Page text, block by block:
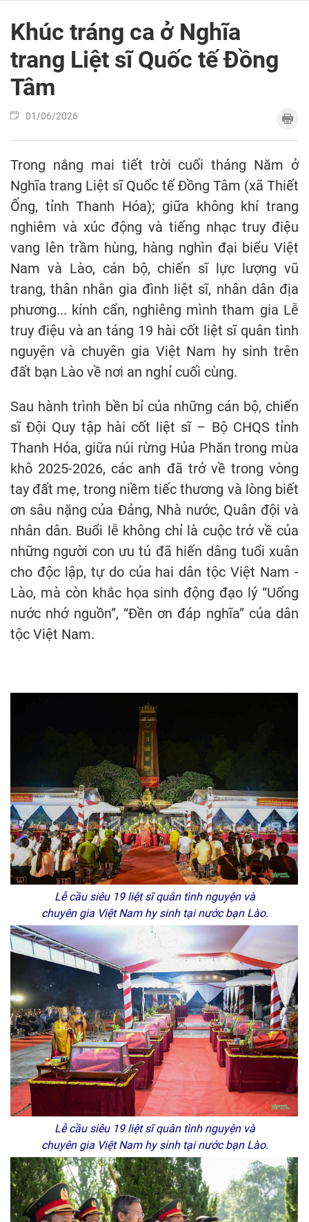
Khúc tráng ca ở Nghĩa
trang Liệt sĩ Quốc tế Đồng
Tâm
01/06/2026
Trong nắng mai tiết trời cuối tháng Năm ở
Nghĩa trang Liệt sĩ Quốc tế Đồng Tâm (xã Thiết
Ống, tỉnh Thanh Hóa); giữa không khí trang
nghiêm và xúc động và tiếng nhạc truy điệu
vang lên trầm hùng, hàng nghìn đại biểu Việt
Nam và Lào, cán bộ, chiến sĩ lực lượng vũ
trang, thân nhân gia đình liệt sĩ, nhân dân địa
phương... kính cẩn, nghiêng mình tham gia Lễ
truy điệu và an táng 19 hài cốt liệt sĩ quân tình
nguyện và chuyên gia Việt Nam hy sinh trên
đất bạn Lào về nơi an nghỉ cuối cùng.
Sau hành trình bền bỉ của những cán bộ, chiến
sĩ Đội Quy tập hài cốt liệt sĩ – Bộ CHQS tỉnh
Thanh Hóa, giữa núi rừng Hủa Phăn trong mùa
khô 2025-2026, các anh đã trở về trong vòng
tay đất mẹ, trong niềm tiếc thương và lòng biết
ơn sâu nặng của Đảng, Nhà nước, Quân đội và
nhân dân. Buổi lễ không chỉ là cuộc trở về của
những người con ưu tú đã hiến dâng tuổi xuân
cho độc lập, tự do của hai dân tộc Việt Nam -
Lào, mà còn khắc họa sinh động đạo lý “Uống
nước nhớ nguồn”, “Đền ơn đáp nghĩa” của dân
tộc Việt Nam.
Lễ cầu siêu 19 liệt sĩ quân tình nguyện và
chuyên gia Việt Nam hy sinh tại nước bạn Lào.
Lễ cầu siêu 19 liệt sĩ quân tình nguyện và
chuyên gia Việt Nam hy sinh tại nước bạn Lào.